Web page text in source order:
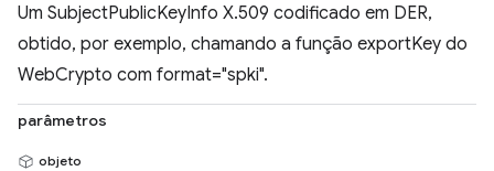
Um SubjectPublicKeyInfo X.509 codificado em DER,
obtido, por exemplo, chamando a função exportKey do
WebCrypto com format="spki".
parâmetros
objeto